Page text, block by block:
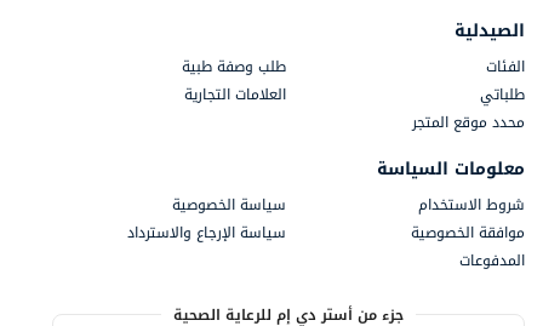
الصيدلية
الفئات
طلب وصفة طبية
طلباتي
العلامات التجارية
محدد موقع المتجر
معلومات السياسة
شروط الاستخدام
سياسة الخصوصية
موافقة الخصوصية
سياسة الإرجاع والاسترداد
المدفوعات
جزء من أستر دي إم للرعاية الصحية